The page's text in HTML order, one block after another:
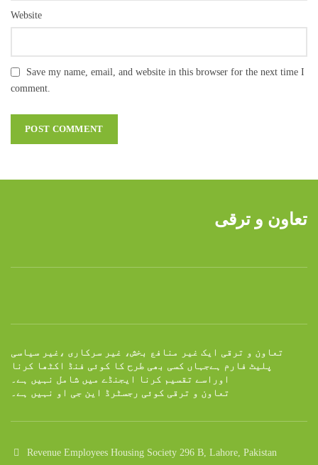
Website
Save my name, email, and website in this browser for the next time I
comment.
تعاون و ترقی
تعاون و ترقی ایک غیر منافع بخش، غیر سرکاری ،غیر سیاسی
پلیٹ فارم ہےجہاں کسی بھی طرح کا کوئی فنڈ اکٹھا کرنا
اوراسے تقسیم کرنا ایجنڈے میں شامل نہیں ہے۔
تعاون و ترقی کوئی رجسٹرڈ این جی او نہیں ہے۔
Revenue Employees Housing Society 296 B, Lahore, Pakistan